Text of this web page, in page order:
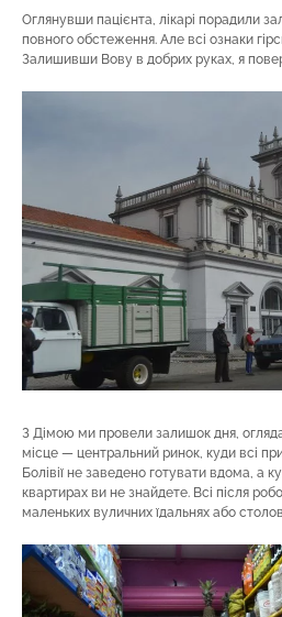
Оглянувши пацієнта, лікарі порадили
повного обстеження. Але всі ознаки
Залишивши Вову в добрих руках, я
З Дімою ми провели залишок дня,
місце — центральний ринок, куди всі
Болівії не заведено готувати вдома, а
квартирах ви не знайдете. Всі після
маленьких вуличних їдальнях або